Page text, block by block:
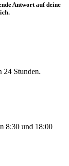
Antwort auf deine
24 Stunden.
8:30 und 18:00